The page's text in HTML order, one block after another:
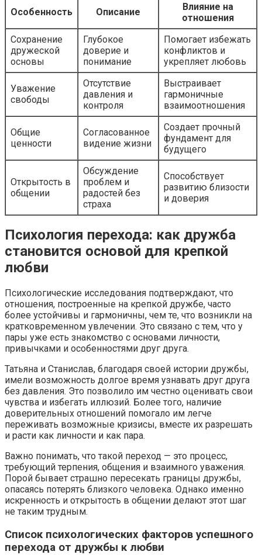
Особенность Описание
Влияние на
отношения
Сохранение
дружеской
основы
Глубокое
доверие и
понимание
Помогает избежать
конфликтов и
укрепляет любовь
Уважение
свободы
Отсутствие
давления и
контроля
Выстраивает
гармоничные
взаимоотношения
Общие
ценности
Согласованное
видение жизни
Создает прочный
фундамент для
будущего
Открытость в
общении
Обсуждение
проблем и
радостей без
страха
Способствует
развитию близости
и доверия
Психология перехода: как дружба
становится основой для крепкой
любви
Психологические исследования подтверждают, что
отношения, построенные на крепкой дружбе, часто
более устойчивы и гармоничны, чем те, что возникли на
кратковременном увлечении. Это связано с тем, что у
пары уже есть знакомство с основами личности,
привычками и особенностями друг друга.
Татьяна и Станислав, благодаря своей истории дружбы,
имели возможность долгое время узнавать друг друга
без давления. Это позволило им честно оценивать свои
чувства и избегать иллюзий. Более того, наличие
доверительных отношений помогало им легче
переживать возможные кризисы, вместе их разрешать
и расти как личности и как пара.
Важно понимать, что такой переход — это процесс,
требующий терпения, общения и взаимного уважения.
Порой бывает страшно пересекать границы дружбы,
опасаясь потерять близкого человека. Однако именно
искренность и открытость в общении делают этот шаг
не таким трудным.
Список психологических факторов успешного
перехода от дружбы к любви